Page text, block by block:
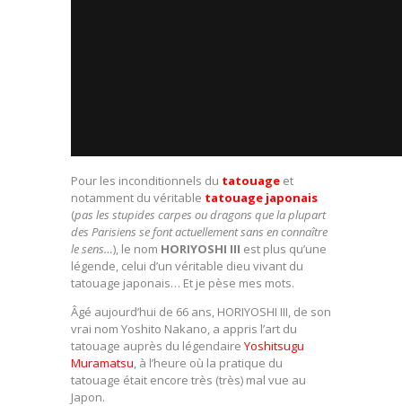
Pour les inconditionnels du tatouage et
notamment du véritable tatouage japonais
(pas les stupides carpes ou dragons que la plupart
des Parisiens se font actuellement sans en connaître
le sens…), le nom HORIYOSHI III est plus qu’une
légende, celui d’un véritable dieu vivant du
tatouage japonais… Et je pèse mes mots.
Âgé aujourd’hui de 66 ans, HORIYOSHI III, de son
vrai nom Yoshito Nakano, a appris l’art du
tatouage auprès du légendaire Yoshitsugu
Muramatsu, à l’heure où la pratique du
tatouage était encore très (très) mal vue au
Japon.